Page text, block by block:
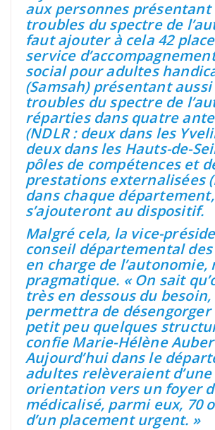
aux personnes présentant
troubles du spectre de
faut ajouter à cela 42
service
social pour adultes
(Samsah) présentant aussi
troubles du spectre de
réparties dans quatre
(NDLR : deux dans les
deux dans les Hauts-de-
pôles de compétences et
prestations externalisées
dans chaque département,
s’ajouteront au dispositif.
Malgré cela, la vice-
conseil départemental
en charge de
pragmatique. « On sait
très en dessous du besoin,
permettra de
petit peu quelques
confie Marie-Hélène
Aujourd’hui dans le
adultes relèveraient d’une
orientation vers un foyer
médicalisé, parmi eux, 70
d’un placement urgent. »